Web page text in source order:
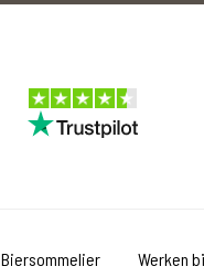
Biersommelier Werken